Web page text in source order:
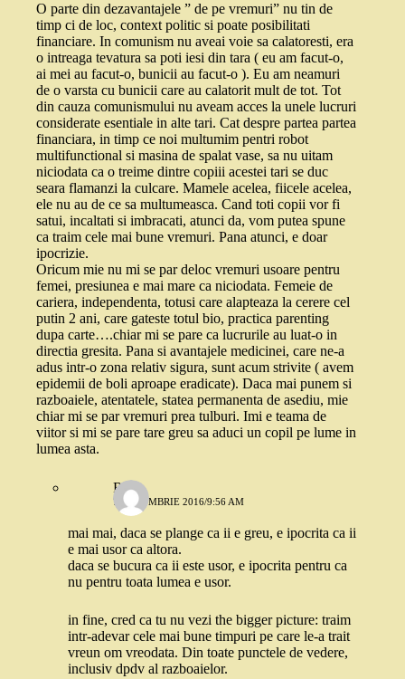
O parte din dezavantajele ” de pe vremuri” nu tin de
timp ci de loc, context politic si poate posibilitati
financiare. In comunism nu aveai voie sa calatoresti, era
o intreaga tevatura sa poti iesi din tara ( eu am facut-o,
ai mei au facut-o, bunicii au facut-o ). Eu am neamuri
de o varsta cu bunicii care au calatorit mult de tot. Tot
din cauza comunismului nu aveam acces la unele lucruri
considerate esentiale in alte tari. Cat despre partea partea
financiara, in timp ce noi multumim pentri robot
multifunctional si masina de spalat vase, sa nu uitam
niciodata ca o treime dintre copiii acestei tari se duc
seara flamanzi la culcare. Mamele acelea, fiicele acelea,
ele nu au de ce sa multumeasca. Cand toti copii vor fi
satui, incaltati si imbracati, atunci da, vom putea spune
ca traim cele mai bune vremuri. Pana atunci, e doar
ipocrizie.
Oricum mie nu mi se par deloc vremuri usoare pentru
femei, presiunea e mai mare ca niciodata. Femeie de
cariera, independenta, totusi care alapteaza la cerere cel
putin 2 ani, care gateste totul bio, practica parenting
dupa carte….chiar mi se pare ca lucrurile au luat-o in
directia gresita. Pana si avantajele medicinei, care ne-a
adus intr-o zona relativ sigura, sunt acum strivite ( avem
epidemii de boli aproape eradicate). Daca mai punem si
razboaiele, atentatele, statea permanenta de asediu, mie
chiar mi se par vremuri prea tulburi. Imi e teama de
viitor si mi se pare tare greu sa aduci un copil pe lume in
lumea asta.
Robo
7 OCTOMBRIE 2016/9:56 AM
mai mai, daca se plange ca ii e greu, e ipocrita ca ii
e mai usor ca altora.
daca se bucura ca ii este usor, e ipocrita pentru ca
nu pentru toata lumea e usor.
in fine, cred ca tu nu vezi the bigger picture: traim
intr-adevar cele mai bune timpuri pe care le-a trait
vreun om vreodata. Din toate punctele de vedere,
inclusiv dpdv al razboaielor.